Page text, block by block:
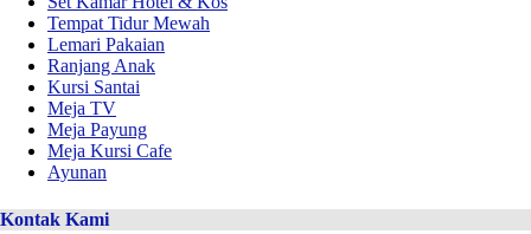
Tempat Tidur Mewah
Lemari Pakaian
Ranjang Anak
Kursi Santai
Meja TV
Meja Payung
Meja Kursi Cafe
Ayunan
Kontak Kami